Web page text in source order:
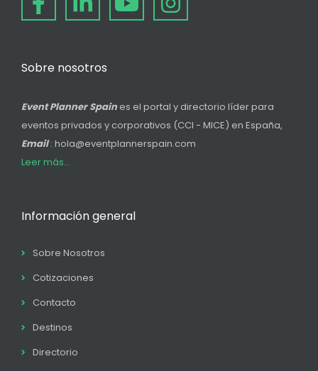
Sobre nosotros
Event Planner Spain es el portal y directorio líder para
eventos privados y corporativos (CCI - MICE) en España,
Email: hola@eventplannerspain.com
Leer más...
Información general
Sobre Nosotros
Cotizaciones
Contacto
Destinos
Directorio